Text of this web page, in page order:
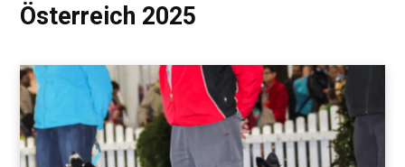
Österreich 2025